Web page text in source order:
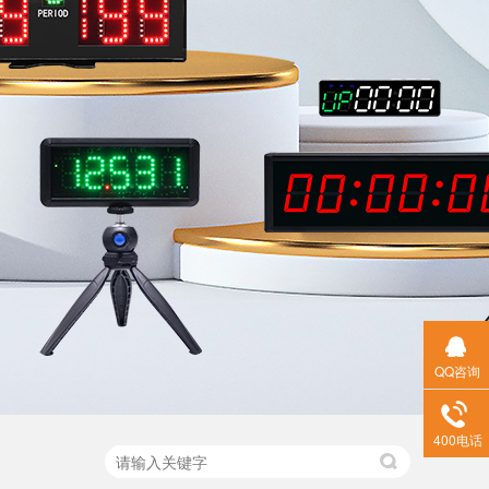
QQ咨询
400电话